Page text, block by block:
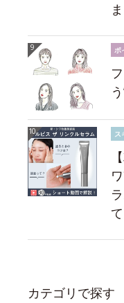
ポ
ス
カテゴリで探す